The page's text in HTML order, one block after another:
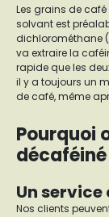
Les grains de
solvant est
dichlorométhane
va extraire la
rapide que les
il y a toujours un
de café, même
Pourquoi
Un
Nos clients